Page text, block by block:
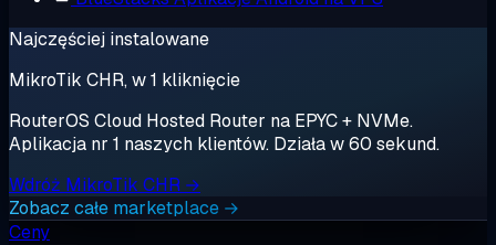
Najczęściej instalowane
MikroTik CHR, w 1 kliknięcie
RouterOS Cloud Hosted Router na EPYC + NVMe.
Aplikacja nr 1 naszych klientów. Działa w 60 sekund.
Wdróż MikroTik CHR →
Zobacz całe marketplace →
Ceny